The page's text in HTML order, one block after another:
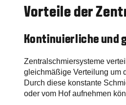
Vorteile der
Kontinuierliche und
Zentralschmiersysteme
gleichmäßige Verteilung um
Durch diese konstante
oder vom Hof aufnehmen